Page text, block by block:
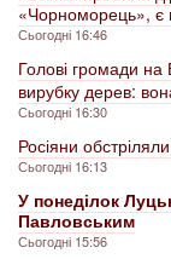
«Чорноморець», є
Сьогодні 16:46
Голові громади на
вирубку дерев:
Сьогодні 16:30
Росіяни
Сьогодні 16:13
У понеділок
Павловським
Сьогодні 15:56